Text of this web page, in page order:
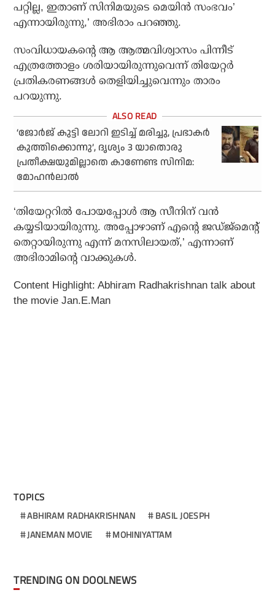
പറ്റില്ല, ഇതാണ് സിനിമയുടെ മെയിൻ സംഭവം’
എന്നായിരുന്നു,’ അഭിരാം പറഞ്ഞു.
സംവിധായകന്റെ ആ ആത്മവിശ്വാസം പിന്നീട്
എത്രത്തോളം ശരിയായിരുന്നുവെന്ന് തിയേറ്റർ
പ്രതികരണങ്ങൾ തെളിയിച്ചുവെന്നും താരം
പറയുന്നു.
‘ജോർജ് കുട്ടി ലോറി ഇടിച്ച് മരിച്ചു, പ്രഭാകർ
കുത്തിക്കൊന്നു’, ദൃശ്യം 3 യാതൊരു
പ്രതീക്ഷയുമില്ലാതെ കാണേണ്ട സിനിമ:
മോഹൻലാൽ
‘തിയേറ്ററിൽ പോയപ്പോൾ ആ സീനിന് വൻ
കയ്യടിയായിരുന്നു. അപ്പോഴാണ് എന്റെ ജഡ്ജ്‌മെന്റ്
തെറ്റായിരുന്നു എന്ന് മനസിലായത്,’ എന്നാണ്
അഭിരാമിന്റെ വാക്കുകൾ.
Content Highlight: Abhiram Radhakrishnan talk about
the movie Jan.E.Man
TOPICS
ABHIRAM RADHAKRISHNAN
BASIL JOESPH
JANEMAN MOVIE
MOHINIYATTAM
TRENDING ON DOOLNEWS